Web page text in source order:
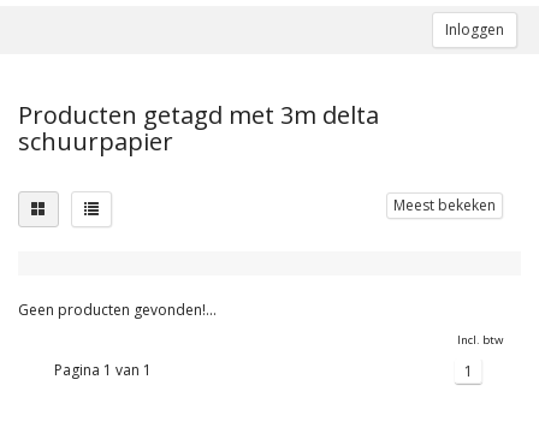
Inloggen
Producten getagd met 3m delta
schuurpapier
Meest bekeken
Geen producten gevonden!...
Incl. btw
Pagina 1 van 1 1